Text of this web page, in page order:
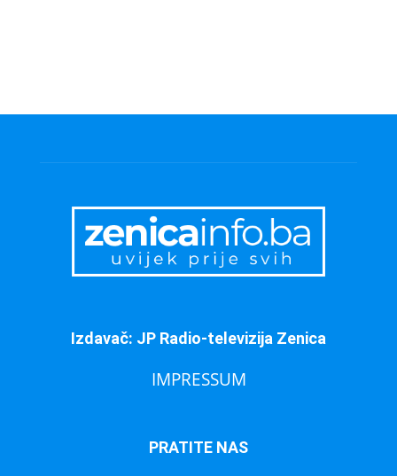
Izdavač: JP Radio-televizija Zenica
IMPRESSUM
PRATITE NAS